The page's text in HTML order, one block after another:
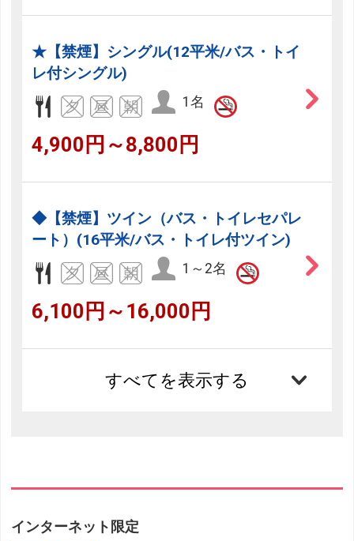
★【禁煙】シングル(12平米/バス・トイ
レ付シングル)
1名
4,900円～8,800円
◆【禁煙】ツイン（バス・トイレセパレ
ート）(16平米/バス・トイレ付ツイン)
1～2名
6,100円～16,000円
すべてを表示する
インターネット限定